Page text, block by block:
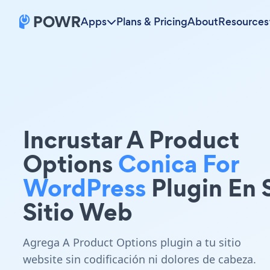
Apps Plans & PricingAboutResources
Incrustar A Product
OptionsConica For
WordPress Plugin En
Sitio Web
Agrega A Product Options plugin a tu sitio
website sin codificación ni dolores de cabeza.